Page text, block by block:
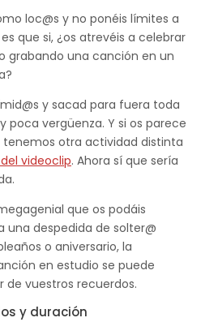
loc@s y no ponéis límites a
que si, ¿os atrevéis a celebrar
grabando una canción en un
y sacad para fuera toda
poca vergüenza. Y si os parece
otra actividad distinta
videoclip. Ahora sí que sería
que os podáis
una despedida de solter@
o aniversario, la
en estudio se puede
de vuestros recuerdos.
y duración